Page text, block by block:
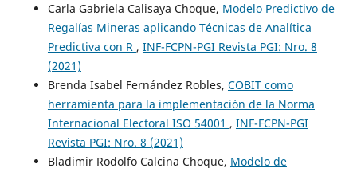
Carla Gabriela Calisaya Choque, Modelo Predictivo de
Regalías Mineras aplicando Técnicas de Analítica
Predictiva con R , INF-FCPN-PGI Revista PGI: Nro. 8
(2021)
Brenda Isabel Fernández Robles, COBIT como
herramienta para la implementación de la Norma
Internacional Electoral ISO 54001 , INF-FCPN-PGI
Revista PGI: Nro. 8 (2021)
Bladimir Rodolfo Calcina Choque, Modelo de